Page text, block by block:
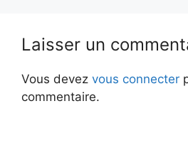
Laisser un
Vous devez vous connecter
commentaire.